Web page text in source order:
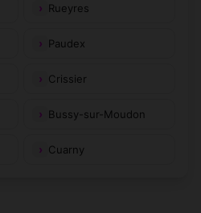
Rueyres
Paudex
Crissier
Bussy-sur-Moudon
Cuarny